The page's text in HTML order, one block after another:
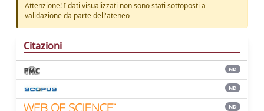
Attenzione! I dati visualizzati non sono stati sottoposti a
validazione da parte dell'ateneo
Citazioni
ND
ND
ND